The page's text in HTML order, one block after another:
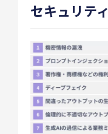
セキュリテ